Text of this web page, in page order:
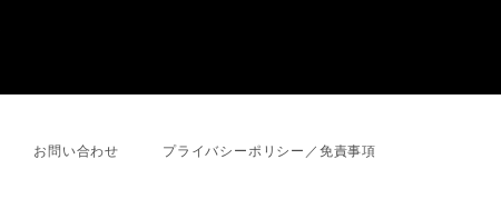
お問い合わせ プライバシーポリシー／免責事項